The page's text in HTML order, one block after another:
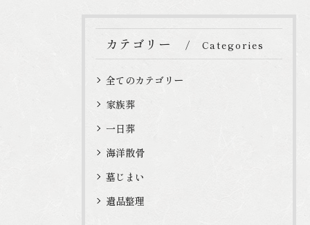
カテゴリー Categories
全てのカテゴリー
家族葬
一日葬
海洋散骨
墓じまい
遺品整理